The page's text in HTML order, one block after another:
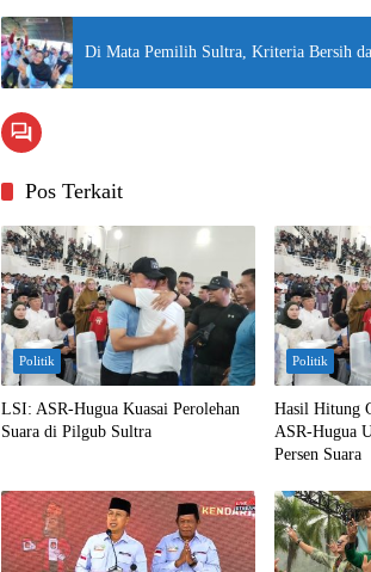
Di Mata Pemilih Sultra, Kriteria Bersih
Pos Terkait
Politik
LSI: ASR-Hugua Kuasai Perolehan
Suara di Pilgub Sultra
Politik
Hasil Hitung
ASR-Hugua
Persen Suara